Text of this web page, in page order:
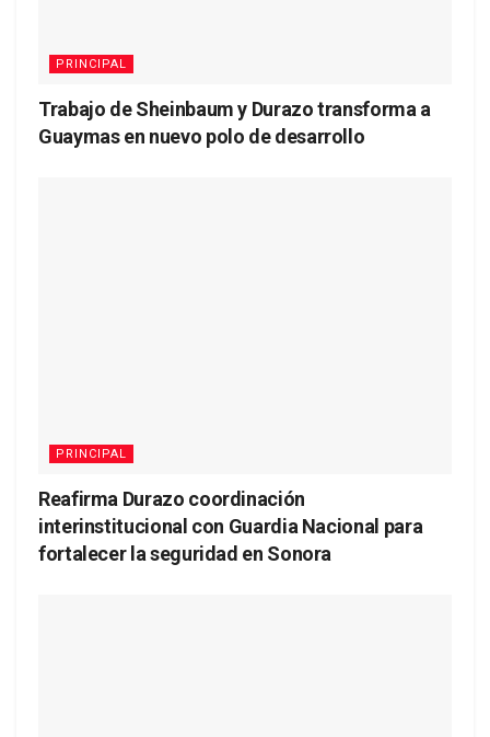
PRINCIPAL
Trabajo de Sheinbaum y Durazo transforma a
Guaymas en nuevo polo de desarrollo
PRINCIPAL
Reafirma Durazo coordinación
interinstitucional con Guardia Nacional para
fortalecer la seguridad en Sonora